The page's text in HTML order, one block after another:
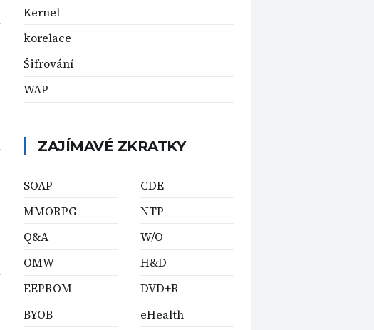
Kernel
korelace
Šifrování
WAP
ZAJÍMAVÉ ZKRATKY
SOAP
MMORPG
Q&A
OMW
EEPROM
BYOB
CDE
NTP
W/O
H&D
DVD+R
eHealth